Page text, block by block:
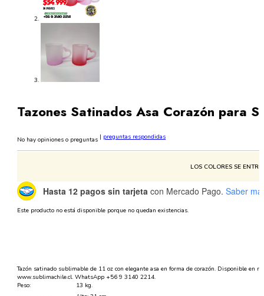
Tazones Satinados Asa Corazón para
No hay opiniones o preguntas | preguntas respondidas
LOS COLORES SE
Hasta 12 pagos sin tarjeta con Mercado Pago. Saber
Este producto no está disponible porque no quedan existencias.
Tazón satinado sublimable de 11 oz con elegante asa en forma de corazón. Disponible en
www.sublimachile.cl. WhatsApp +56 9 3140 2214.
Peso:
13 kg.